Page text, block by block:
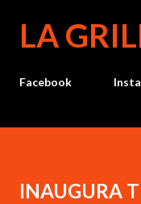
LA
Facebook
INAUGURA